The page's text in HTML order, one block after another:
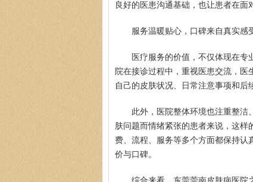
良好的医患沟通基础，也让患者在面
服务温暖贴心，口碑来自真实感
医疗服务的价值，不仅体现在
院在接诊过程中，重视医患交流，
自己的皮肤状况、日常注意事项和后
此外，医院整体环境也注重整洁
肤问题而情绪紧张的患者来说，这样
费、流程、服务等多个方面都保持
价与口碑。